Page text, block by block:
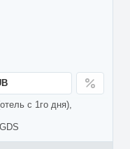
с 1го дня),